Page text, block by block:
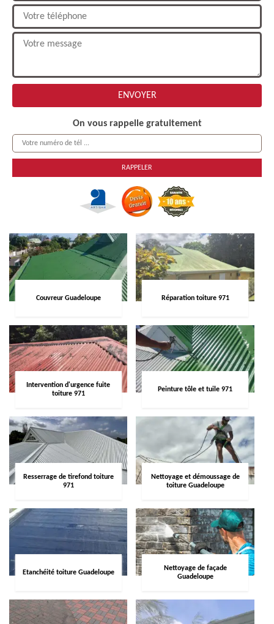
On vous rappelle gratuitement
Couvreur Guadeloupe Réparation toiture 971
Intervention d'urgence fuite
toiture 971
Peinture tôle et tuile 971
Resserrage de tirefond toiture
971
Nettoyage et démoussage de
toiture Guadeloupe
Etanchéité toiture Guadeloupe
Nettoyage de façade
Guadeloupe